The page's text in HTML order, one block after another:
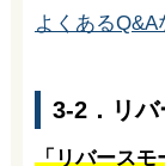
よくあるQ&A
3-2．リ
「リバースモ